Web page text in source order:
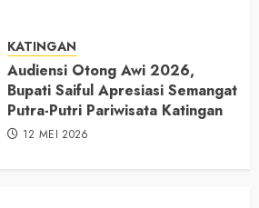
KATINGAN
Audiensi Otong Awi 2026,
Bupati Saiful Apresiasi Semangat
Putra-Putri Pariwisata Katingan
12 MEI 2026